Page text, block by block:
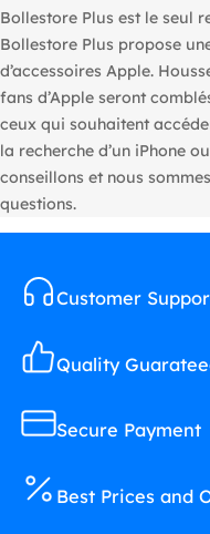
à
1
,499
,000 CFA
Bollestore Plus est le seul
Bollestore Plus propose
d’accessoires Apple.
fans d’Apple seront
ceux qui souhaitent
la recherche d’un iPhone
conseillons et nous
questions.
Customer
Quality
Secure Payment
Best Prices and